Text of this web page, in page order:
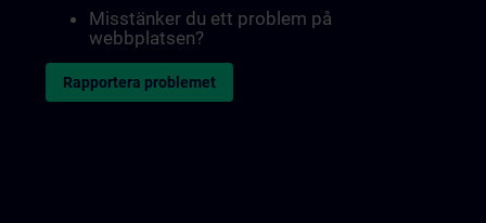
Misstänker du ett problem på
webbplatsen?
Rapportera problemet